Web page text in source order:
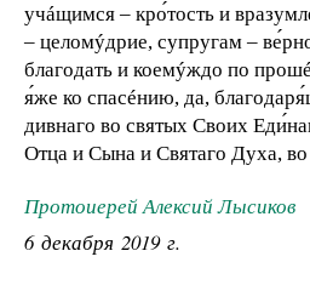
учáщимся – кро́тость и
– целомýдрие, супругам –
благодать и коемýждо по
я́же ко спасéнию, да,
дивнаго во святых Своих
Отца и Сына и Святаго Духа,
Протоиерей Алексий Лысиков
6 декабря 2019 г.